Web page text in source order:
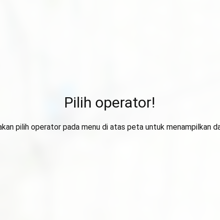
Pilih operator!
pilih operator pada menu di atas peta untuk menampilkan